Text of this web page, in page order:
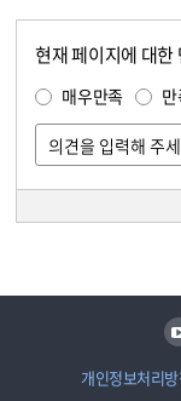
현재 페이지에 대
매우만족
개인정보처리
유튜브